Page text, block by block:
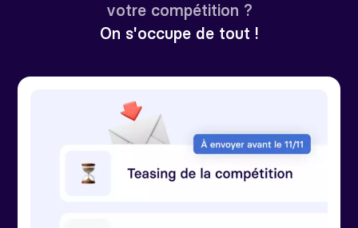
votre compétition ?
On s'occupe de tout !